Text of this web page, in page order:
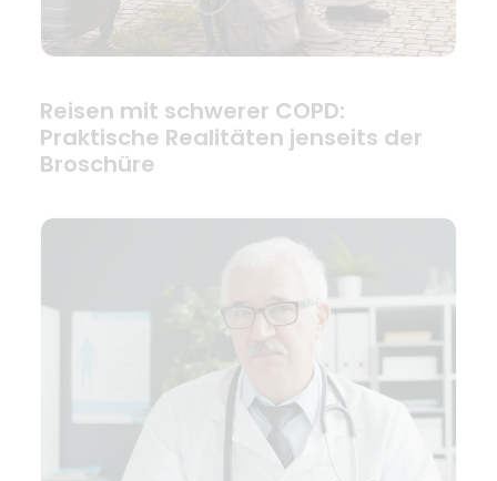
Reisen mit schwerer COPD:
Praktische Realitäten jenseits der
Broschüre